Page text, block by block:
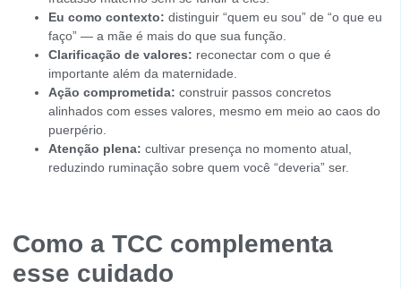
Eu como contexto: distinguir “quem eu sou” de “o que eu
faço” — a mãe é mais do que sua função.
Clarificação de valores: reconectar com o que é
importante além da maternidade.
Ação comprometida: construir passos concretos
alinhados com esses valores, mesmo em meio ao caos do
puerpério.
Atenção plena: cultivar presença no momento atual,
reduzindo ruminação sobre quem você “deveria” ser.
Como a TCC complementa
esse cuidado